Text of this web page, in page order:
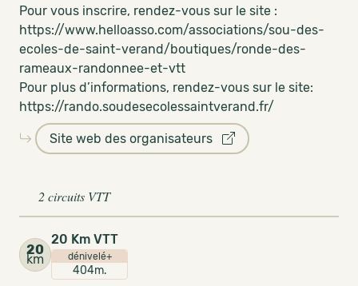
Pour vous inscrire, rendez-vous sur le site :
https://www.helloasso.com/associations/sou-des-
ecoles-de-saint-verand/boutiques/ronde-des-
rameaux-randonnee-et-vtt
Pour plus d’informations, rendez-vous sur le site:
https://rando.soudesecolessaintverand.fr/
Site web des organisateurs
2 circuits VTT
20
km
20 Km VTT
dénivelé+
404m.